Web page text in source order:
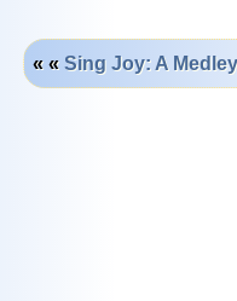
« « Sing Joy: A